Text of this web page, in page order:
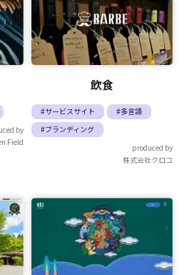
by
Field
飲食
#サービスサイト
#多言語
#ブランディング
produced by
株式会社クロコ